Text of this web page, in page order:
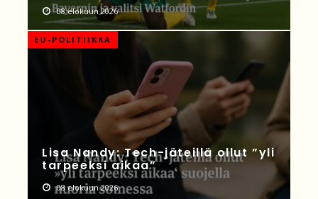
08 elokuun 2026
EU-POLITIIKKA
Lisa Nandy: Tech-jäteillä ollut ”yli
tarpeeksi aikaa”
08 elokuun 2026